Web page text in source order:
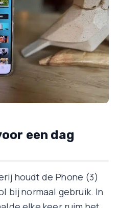
een dag
houdt de Phone (3)
bij normaal gebruik. In